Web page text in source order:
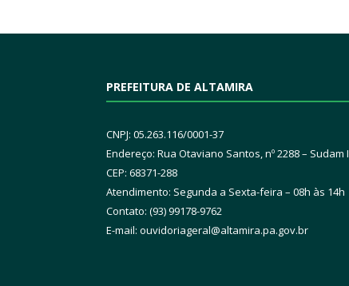
PREFEITURA DE ALTAMIRA
CNPJ: 05.263.116/0001-37
Endereço: Rua Otaviano Santos, nº 2288 – Sudam I
CEP: 68371-288
Atendimento: Segunda a Sexta-feira – 08h às 14h
Contato: (93) 99178-9762
E-mail: ouvidoriageral@altamira.pa.gov.br